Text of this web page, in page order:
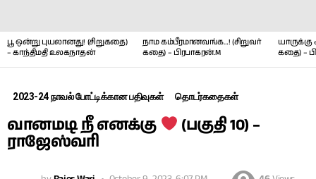
பூ ஒன்று புயலானது! (சிறுகதை)
– காந்திமதி உலகநாதன்
நாம கம்பீரமானவங்க…! (சிறுவர்
கதை) – பிரபாகரன்.M
யாருக்கு
கதை) –
2023-24 நாவல் போட்டிக்கான பதிவுகள் தொடர்கதைகள்
வானமடி நீ எனக்கு (பகுதி 10) –
ராஜேஸ்வரி